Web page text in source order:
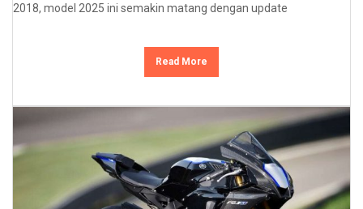
2018, model 2025 ini semakin matang dengan update
Read More